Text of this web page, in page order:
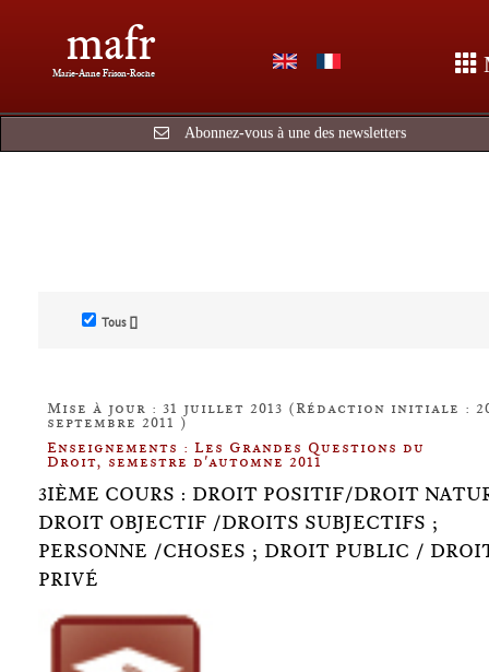
mafr
Marie-Anne Frison-Roche
Abonnez-vous à une des newsletters
Tous []
Mise à jour : 31 juillet 2013 (Rédaction initiale :
septembre 2011 )
Enseignements : Les Grandes Questions du
Droit, semestre d'automne 2011
3IÈME COURS : DROIT POSITIF/DROIT
DROIT OBJECTIF /DROITS SUBJECTIFS ;
PERSONNE /CHOSES ; DROIT PUBLIC /
PRIVÉ